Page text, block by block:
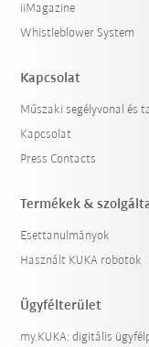
iiMagazine
Whistleblower System
Kapcsolat
Műszaki segélyvonal és
Kapcsolat
Press Contacts
Termékek &
Esettanulmányok
Használt KUKA robotok
Ügyfélterület
my.KUKA: digitális